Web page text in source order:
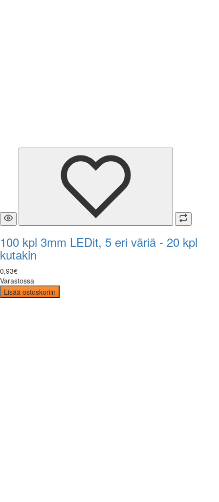
100 kpl 3mm LEDit, 5 eri väriä - 20 kpl
kutakin
0,93€
Varastossa
Lisää ostoskoriin